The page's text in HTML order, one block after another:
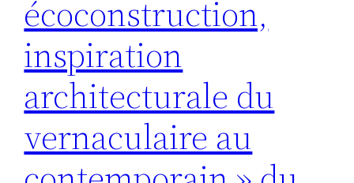
écoconstruction,
inspiration
architecturale du
vernaculaire au